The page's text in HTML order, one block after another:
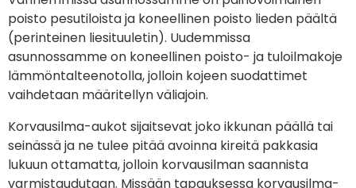
poisto pesutiloista ja koneellinen poisto lieden päältä
(perinteinen liesituuletin). Uudemmissa
asunnossamme on koneellinen poisto- ja tuloilmakoje
lämmöntalteenotolla, jolloin kojeen suodattimet
vaihdetaan määritellyn väliajoin.
Korvausilma-aukot sijaitsevat joko ikkunan päällä tai
seinässä ja ne tulee pitää avoinna kireitä pakkasia
lukuun ottamatta, jolloin korvausilman saannista
varmistaudutaan. Missään tapauksessa korvausilma-